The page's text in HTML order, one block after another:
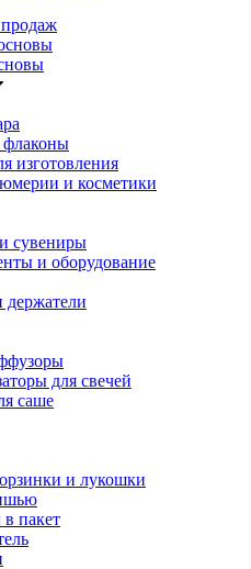
изготовления
и косметики
сувениры
и оборудование
для свечей
саше
и лукошки
пакет